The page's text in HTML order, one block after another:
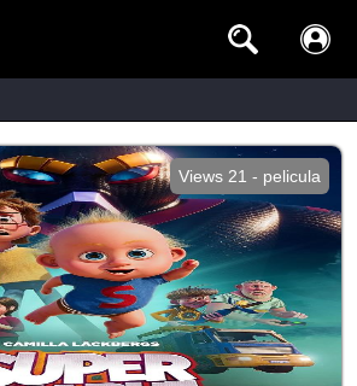
Views 21 - pelicula